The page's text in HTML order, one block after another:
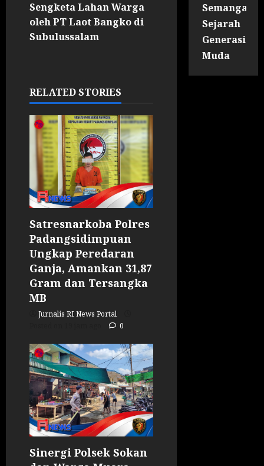
Sengketa Lahan Warga
oleh PT Laot Bangko di
Subulussalam
RELATED STORIES
Satresnarkoba Polres
Padangsidimpuan
Ungkap Peredaran
Ganja, Amankan 31,87
Gram dan Tersangka
MB
Jurnalis RI News Portal
0
Sinergi Polsek Sokan
Semangat
Sejarah
Generasi
Muda